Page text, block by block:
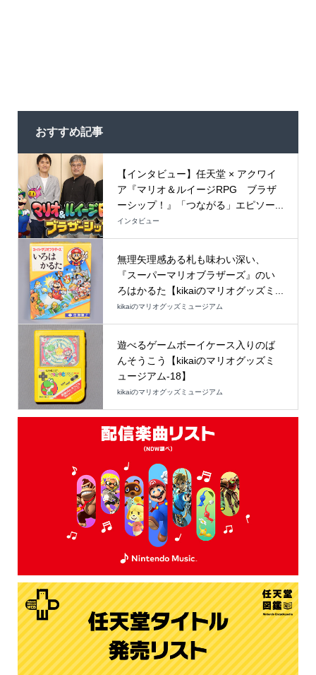
おすすめ記事
【インタビュー】任天堂 × アクワイ
ア『マリオ＆ルイージRPG ブラザ
ーシップ！』「つながる」エピソー...
インタビュー
無理矢理感ある札も味わい深い、
『スーパーマリオブラザーズ』のい
ろはかるた【kikaiのマリオグッズミ...
kikaiのマリオグッズミュージアム
遊べるゲームボーイケース入りのば
んそうこう【kikaiのマリオグッズミ
ュージアム-18】
kikaiのマリオグッズミュージアム